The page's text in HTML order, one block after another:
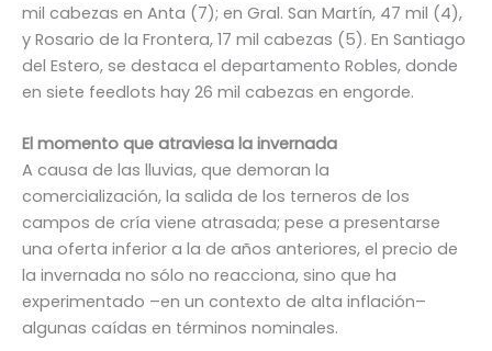
mil cabezas en Anta (7); en Gral. San Martín, 47 mil (4),
y Rosario de la Frontera, 17 mil cabezas (5). En Santiago
del Estero, se destaca el departamento Robles, donde
en siete feedlots hay 26 mil cabezas en engorde.
El momento que atraviesa la invernada
A causa de las lluvias, que demoran la
comercialización, la salida de los terneros de los
campos de cría viene atrasada; pese a presentarse
una oferta inferior a la de años anteriores, el precio de
la invernada no sólo no reacciona, sino que ha
experimentado –en un contexto de alta inflación–
algunas caídas en términos nominales.